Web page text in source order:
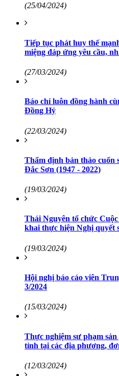
(25/04/2024)
Tiếp tục phát huy thế
miệng đáp ứng yêu cầu,
(27/03/2024)
Báo chí luôn đồng hành
Đồng Hỷ
(22/03/2024)
Thẩm định bản thảo cuốn
Đắc Sơn (1947 - 2022)
(19/03/2024)
Thái Nguyên tổ chức
khai thực hiện Nghị quyết
(19/03/2024)
Hội nghị báo cáo viên
3/2024
(15/03/2024)
Thực nghiệm sư phạm
tỉnh tại các địa phương,
(12/03/2024)